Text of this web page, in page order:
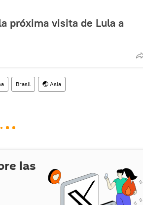
próxima visita de Lula a
Brasil 🌏 Asia
las